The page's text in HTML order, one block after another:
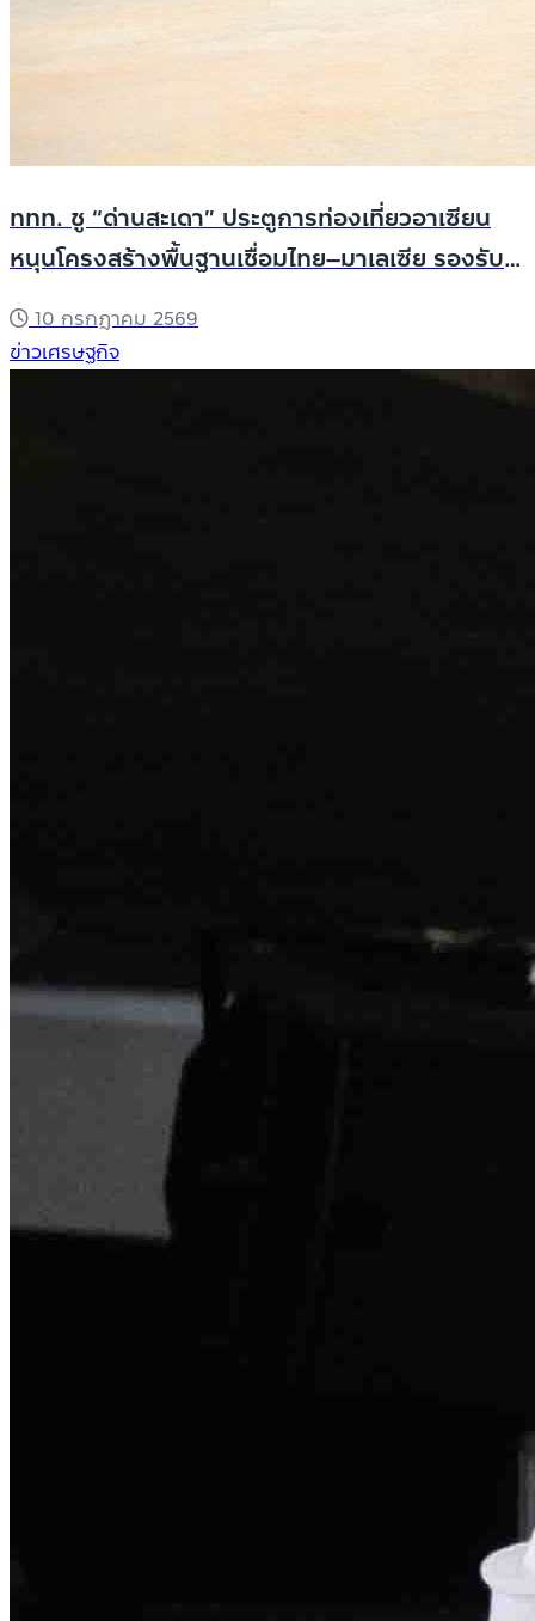
ททท. ชู “ด่านสะเดา” ประตูการท่องเที่ยวอาเซียน
หนุนโครงสร้างพื้นฐานเชื่อมไทย–มาเลเซีย รองรับ
การเติบโตของนักท่องเที่ยวคุณภาพ Overland
Tourism
10 กรกฎาคม 2569
ข่าวเศรษฐกิจ